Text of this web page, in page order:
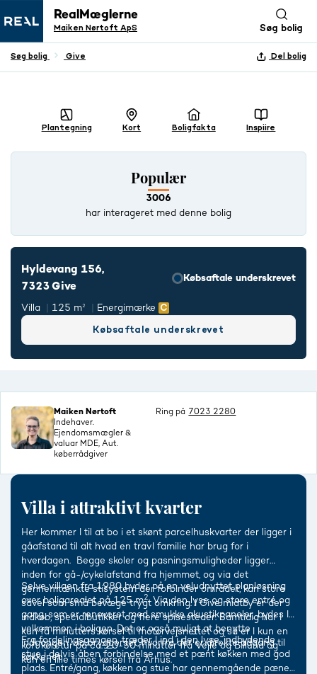
RealMæglerne
Maiken Nørtoft ApS Søg bolig
Søg bolig Give Del bolig
+ 23 BILLEDER
Boligfakta
Plantegning Kort Inspiire
Populær
3006
har interageret med denne bolig
Hyldevang 156,
7323 Give
Købsaftale underskrevet
Villa 125 m² Energimærke
Købsaftale underskrevet
Maiken Nørtoft
Indehaver.
Ejendomsmægler &
valuar MDE, Aut.
køberrådgiver
Ring på 7023 2280
Villa i attraktivt kvarter
Her kommer I til at bo i et skønt parcelhuskvarter der ligger i
gåafstand til alt hvad en travl familie har brug for i
hverdagen. Begge skoler og pasningsmuligheder ligger
inden for gå-/cykelafstand fra hjemmet, og via det
gennemtænkte stisystem der forbinder området, kan store
såvel som små bevæge trygt omkring. I Give midtby er der
indkøb, specialbutikker og flere spisesteder. Samtidig har I
kun få minutters kørsel til motorvejsnettet og så er I kun en
kort køretur på ca. 20-30 minutter fra Vejle og Billund og
kun en lille times kørsel fra Århus.
Selve villaen fra 1980 byder på en veludnyttet planløsning
over boligarealet på 125 m2. Via den lyse og store entré og
gang, som er renoveret med smukke akustikpaneler, bydes I
velkommen i boligen. Det er også muligt at benytte
indgangen via bryggerset, hvorfra der er direkte adgang til
køkkenet.
Fra fordelingsgangen, træder I ind i den lyse, indbydende
stue i delvis åben forbindelse med et pænt køkken med god
plads. Entré/gang, køkken og stue har gennemgående pæne